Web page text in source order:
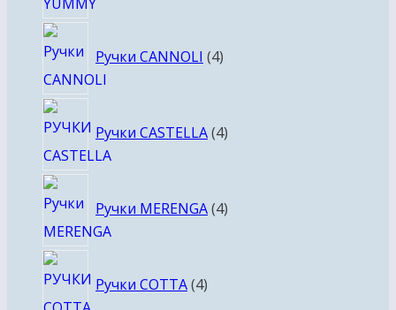
Ручки CANNOLI 4товара
Ручки CASTELLA 4товара
Ручки MERENGA 4товара
Ручки COTTA 4товара